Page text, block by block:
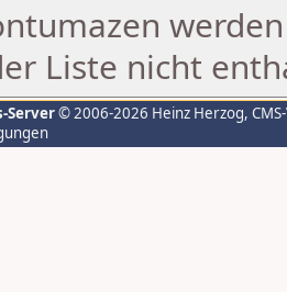
Liste nicht
Server© 2006-2026 Heinz Herzog,